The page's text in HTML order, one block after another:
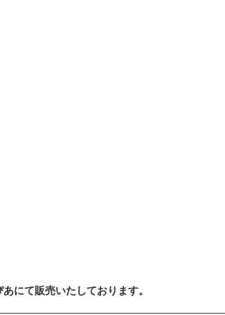
にて販売いたしております。